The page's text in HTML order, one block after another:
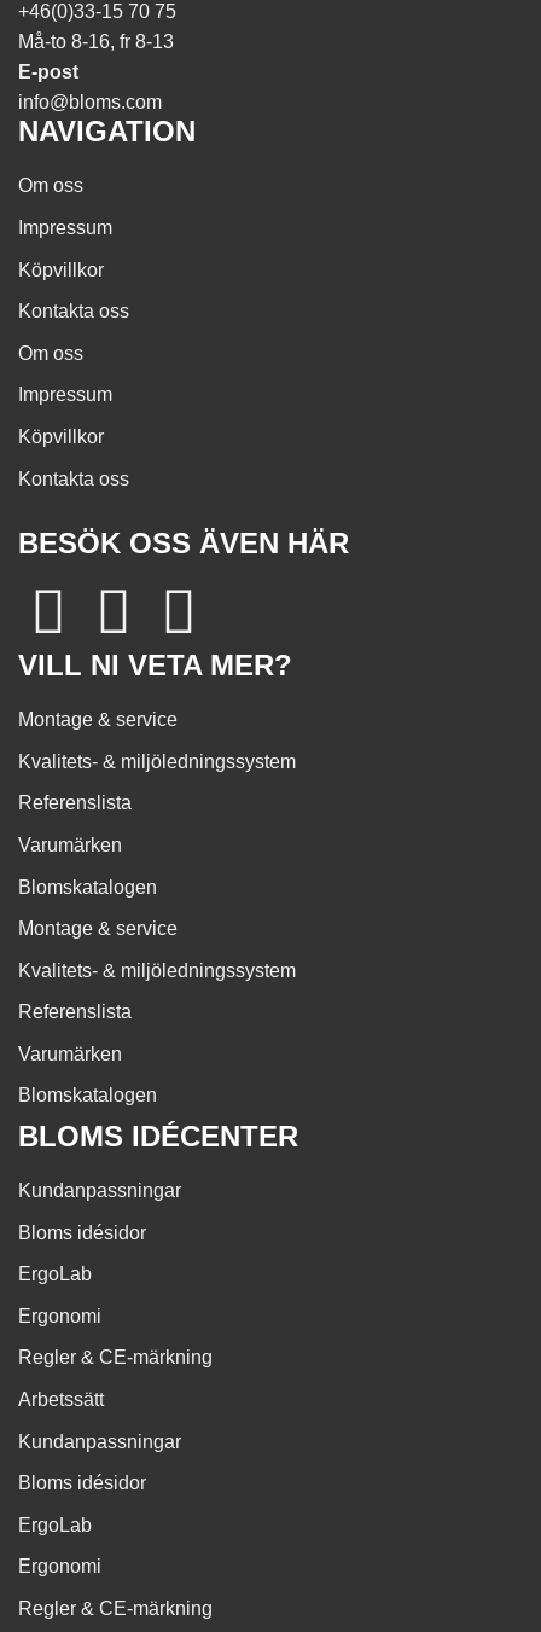
+46(0)33-15 70 75
Må-to 8-16, fr 8-13
E-post
info@bloms.com
NAVIGATION
Om oss
Impressum
Köpvillkor
Kontakta oss
Om oss
Impressum
Köpvillkor
Kontakta oss
BESÖK OSS ÄVEN HÄR
VILL NI VETA MER?
Montage & service
Kvalitets- & miljöledningssystem
Referenslista
Varumärken
Blomskatalogen
Montage & service
Kvalitets- & miljöledningssystem
Referenslista
Varumärken
Blomskatalogen
BLOMS IDÉCENTER
Kundanpassningar
Bloms idésidor
ErgoLab
Ergonomi
Regler & CE-märkning
Arbetssätt
Kundanpassningar
Bloms idésidor
ErgoLab
Ergonomi
Regler & CE-märkning